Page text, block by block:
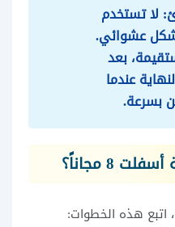
لا تستخدم
عشوائي.
بعد
عندما
بسرعة.
8 مجاناً؟
اتبع هذه الخطوات: